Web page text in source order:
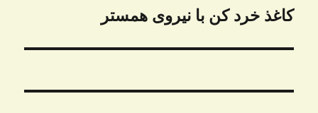
نوشته
کاغذ خرد کن با نیروی همستر